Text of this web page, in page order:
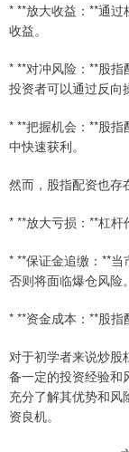
* **放大收益：**通
收益。
* **对冲风险：**股指
投资者可以通过反向
* **把握机会：**股
中快速获利。
然而，股指配资也存
* **放大亏损：**杠杆
* **保证金追缴：**当
否则将面临爆仓风险。
* **资金成本：**股指
对于初学者来说炒股
备一定的投资经验和
充分了解其优势和风
资良机。